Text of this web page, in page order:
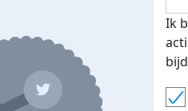
Ik